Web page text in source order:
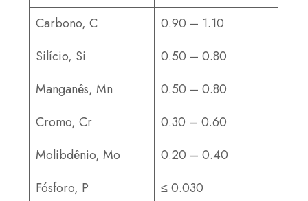
Carbono, C
0.90 – 1.10
Silício, Si
0.50 – 0.80
Manganês, Mn
0.50 – 0.80
Cromo, Cr
0.30 – 0.60
Molibdênio, Mo
0.20 – 0.40
Fósforo, P
≤ 0.030